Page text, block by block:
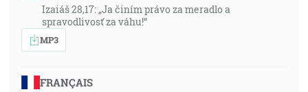
Izaiáš 28,17: „Ja činím právo za meradlo a
spravodlivosť za váhu!“
MP3
FRANÇAIS